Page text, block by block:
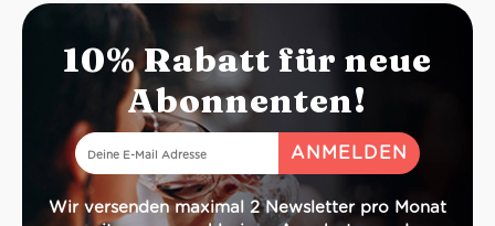
10% Rabatt für neue
Abonnenten!
Wir versenden maximal 2 Newsletter pro Monat